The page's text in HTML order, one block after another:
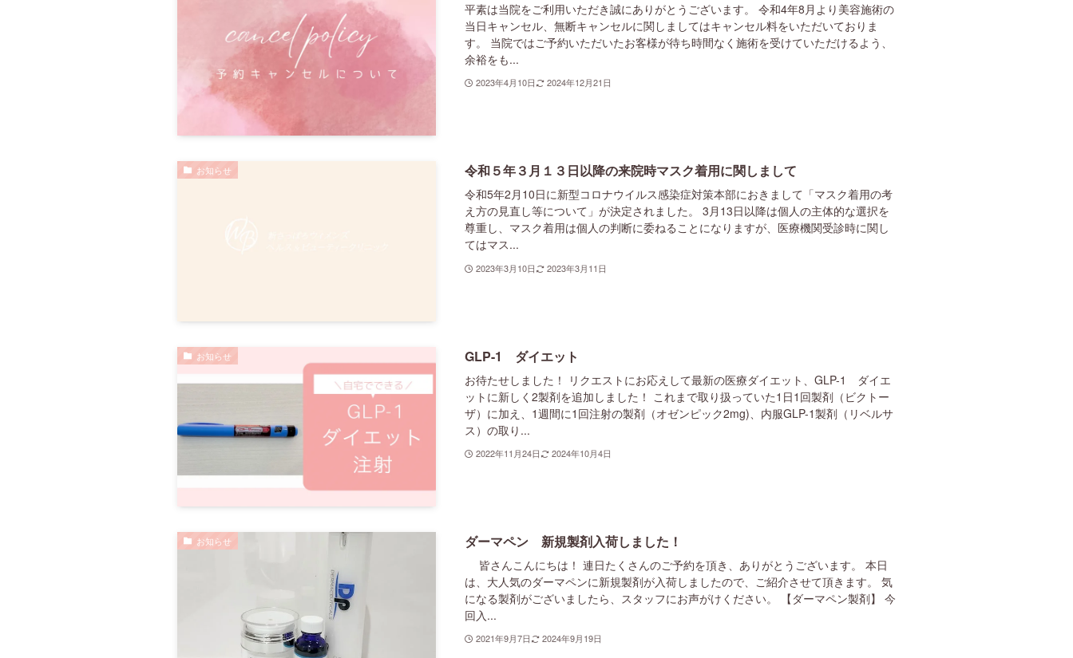
平素は当院をご利用いただき誠にありがとうございます。 令和4年8月より美容施術の
当日キャンセル、無断キャンセルに関しましてはキャンセル料をいただいておりま
す。 当院ではご予約いただいたお客様が待ち時間なく施術を受けていただけるよう、
余裕をも...
2023年4月10日 2024年12月21日
お知らせ 令和５年３月１３日以降の来院時マスク着用に関しまして
令和5年2月10日に新型コロナウイルス感染症対策本部におきまして「マスク着用の考
え方の見直し等について」が決定されました。 3月13日以降は個人の主体的な選択を
尊重し、マスク着用は個人の判断に委ねることになりますが、医療機関受診時に関し
てはマス...
2023年3月10日 2023年3月11日
お知らせ GLP-1 ダイエット
お待たせしました！ リクエストにお応えして最新の医療ダイエット、GLP-1 ダイエ
ットに新しく2製剤を追加しました！ これまで取り扱っていた1日1回製剤（ビクトー
ザ）に加え、1週間に1回注射の製剤（オゼンピック2mg)、内服GLP-1製剤（リベルサ
ス）の取り...
2022年11月24日 2024年10月4日
お知らせ ダーマペン 新規製剤入荷しました！
皆さんこんにちは！ 連日たくさんのご予約を頂き、ありがとうございます。 本日
は、大人気のダーマペンに新規製剤が入荷しましたので、ご紹介させて頂きます。 気
になる製剤がございましたら、スタッフにお声がけください。 【ダーマペン製剤】 今
回入...
2021年9月7日 2024年9月19日